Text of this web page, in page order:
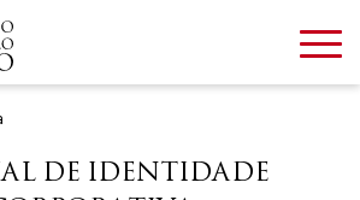
DE IDENTIDADE